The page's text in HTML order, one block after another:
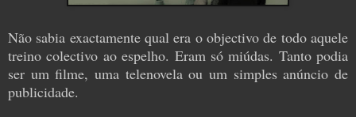
Não sabia exactamente qual era o objectivo de todo aquele
treino colectivo ao espelho. Eram só miúdas. Tanto podia
ser um filme, uma telenovela ou um simples anúncio de
publicidade.